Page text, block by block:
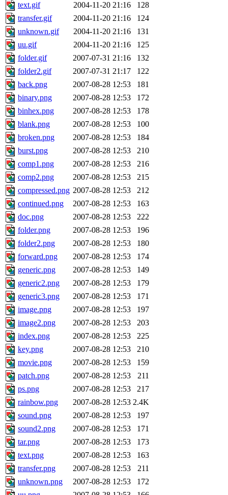
text.gif
2004-11-20 21:16
128
transfer.gif
2004-11-20 21:16
124
unknown.gif
2004-11-20 21:16
131
uu.gif
2004-11-20 21:16
125
folder.gif
2007-07-31 21:16
132
folder2.gif
2007-07-31 21:17
122
back.png
2007-08-28 12:53
181
binary.png
2007-08-28 12:53
172
binhex.png
2007-08-28 12:53
178
blank.png
2007-08-28 12:53
100
broken.png
2007-08-28 12:53
184
burst.png
2007-08-28 12:53
210
comp1.png
2007-08-28 12:53
216
comp2.png
2007-08-28 12:53
215
compressed.png 2007-08-28 12:53
212
continued.png
2007-08-28 12:53
163
doc.png
2007-08-28 12:53
222
folder.png
2007-08-28 12:53
196
folder2.png
2007-08-28 12:53
180
forward.png
2007-08-28 12:53
174
generic.png
2007-08-28 12:53
149
generic2.png
2007-08-28 12:53
179
generic3.png
2007-08-28 12:53
171
image.png
2007-08-28 12:53
197
image2.png
2007-08-28 12:53
203
index.png
2007-08-28 12:53
225
key.png
2007-08-28 12:53
210
movie.png
2007-08-28 12:53
159
patch.png
2007-08-28 12:53
211
ps.png
2007-08-28 12:53
217
rainbow.png
2007-08-28 12:53 2.4K
sound.png
2007-08-28 12:53
197
sound2.png
2007-08-28 12:53
171
tar.png
2007-08-28 12:53
173
text.png
2007-08-28 12:53
163
transfer.png
2007-08-28 12:53
211
unknown.png
2007-08-28 12:53
172